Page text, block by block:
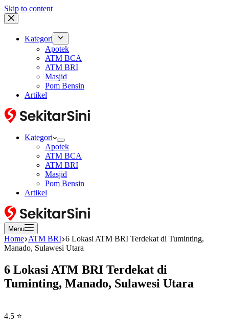
Skip to content
Kategori
Apotek
ATM BCA
ATM BRI
Masjid
Pom Bensin
Artikel
Kategori
Apotek
ATM BCA
ATM BRI
Masjid
Pom Bensin
Artikel
Menu
Home ATM BRI 6 Lokasi ATM BRI Terdekat di Tuminting,
Manado, Sulawesi Utara
6 Lokasi ATM BRI Terdekat di
Tuminting, Manado, Sulawesi Utara
4.5 ⭐